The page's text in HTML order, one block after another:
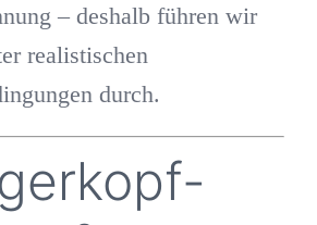
– deshalb führen wir
realistischen
durch.